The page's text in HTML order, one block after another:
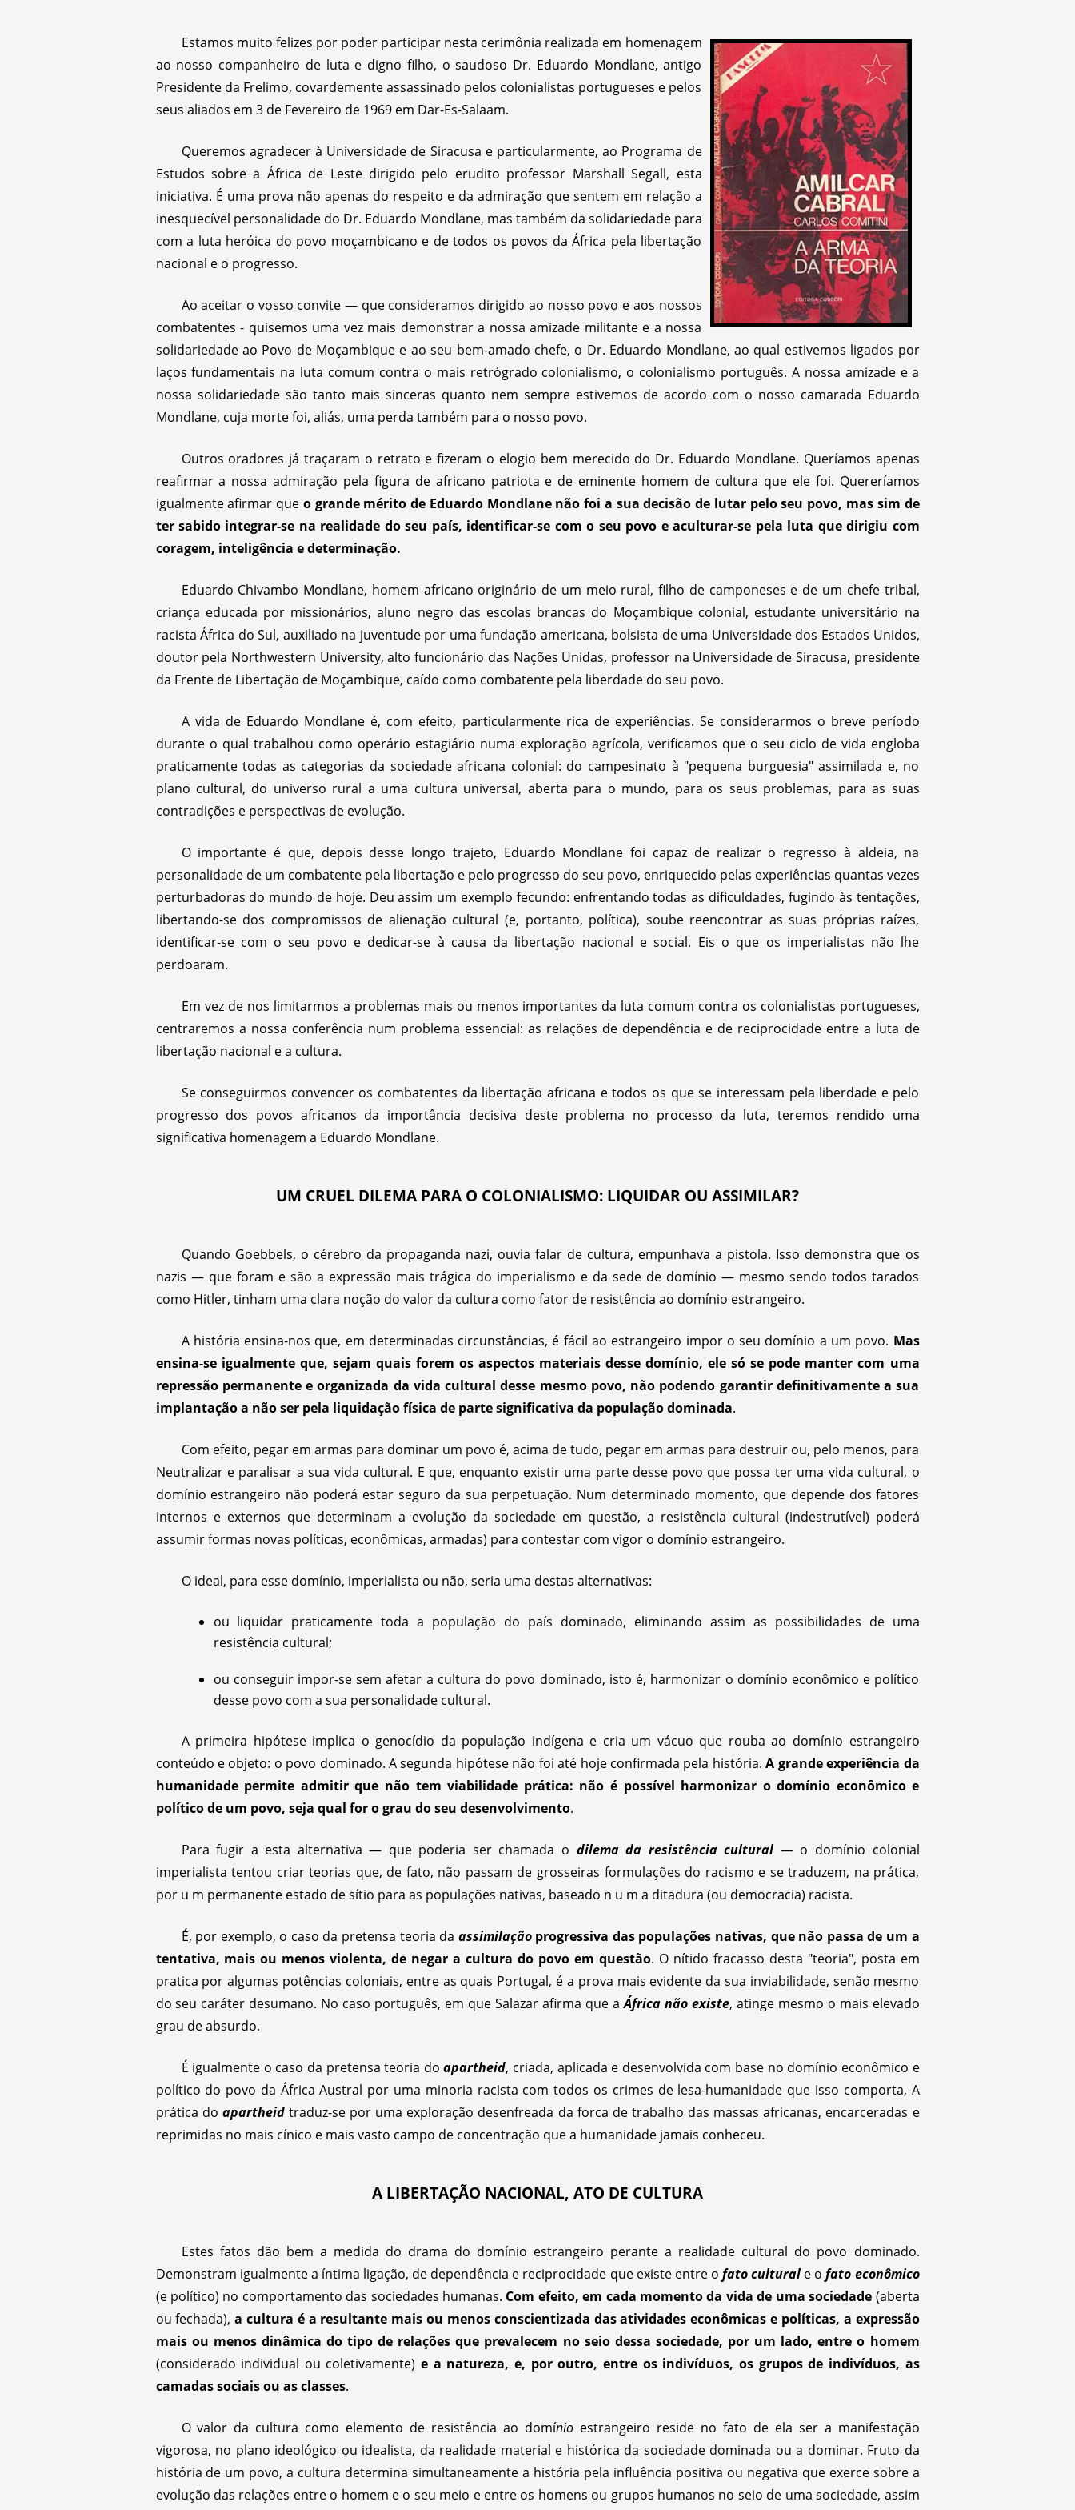
Estamos muito felizes por poder participar nesta cerimônia realizada em homenagem
ao nosso companheiro de luta e digno filho, o saudoso Dr. Eduardo Mondlane, antigo
Presidente da Frelimo, covardemente assassinado pelos colonialistas portugueses e pelos
seus aliados em 3 de Fevereiro de 1969 em Dar-Es-Salaam.
Queremos agradecer à Universidade de Siracusa e particularmente, ao Programa de
Estudos sobre a África de Leste dirigido pelo erudito professor Marshall Segall, esta
iniciativa. É uma prova não apenas do respeito e da admiração que sentem em relação a
inesquecível personalidade do Dr. Eduardo Mondlane, mas também da solidariedade para
com a luta heróica do povo moçambicano e de todos os povos da África pela libertação
nacional e o progresso.
Ao aceitar o vosso convite — que consideramos dirigido ao nosso povo e aos nossos
combatentes - quisemos uma vez mais demonstrar a nossa amizade militante e a nossa
solidariedade ao Povo de Moçambique e ao seu bem-amado chefe, o Dr. Eduardo Mondlane, ao qual estivemos ligados por
laços fundamentais na luta comum contra o mais retrógrado colonialismo, o colonialismo português. A nossa amizade e a
nossa solidariedade são tanto mais sinceras quanto nem sempre estivemos de acordo com o nosso camarada Eduardo
Mondlane, cuja morte foi, aliás, uma perda também para o nosso povo.
Outros oradores já traçaram o retrato e fizeram o elogio bem merecido do Dr. Eduardo Mondlane. Queríamos apenas
reafirmar a nossa admiração pela figura de africano patriota e de eminente homem de cultura que ele foi. Quereríamos
igualmente afirmar que o grande mérito de Eduardo Mondlane não foi a sua decisão de lutar pelo seu povo, mas sim de
ter sabido integrar-se na realidade do seu país, identificar-se com o seu povo e aculturar-se pela luta que dirigiu com
coragem, inteligência e determinação.
Eduardo Chivambo Mondlane, homem africano originário de um meio rural, filho de camponeses e de um chefe tribal,
criança educada por missionários, aluno negro das escolas brancas do Moçambique colonial, estudante universitário na
racista África do Sul, auxiliado na juventude por uma fundação americana, bolsista de uma Universidade dos Estados Unidos,
doutor pela Northwestern University, alto funcionário das Nações Unidas, professor na Universidade de Siracusa, presidente
da Frente de Libertação de Moçambique, caído como combatente pela liberdade do seu povo.
A vida de Eduardo Mondlane é, com efeito, particularmente rica de experiências. Se considerarmos o breve período
durante o qual trabalhou como operário estagiário numa exploração agrícola, verificamos que o seu ciclo de vida engloba
praticamente todas as categorias da sociedade africana colonial: do campesinato à "pequena burguesia" assimilada e, no
plano cultural, do universo rural a uma cultura universal, aberta para o mundo, para os seus problemas, para as suas
contradições e perspectivas de evolução.
O importante é que, depois desse longo trajeto, Eduardo Mondlane foi capaz de realizar o regresso à aldeia, na
personalidade de um combatente pela libertação e pelo progresso do seu povo, enriquecido pelas experiências quantas vezes
perturbadoras do mundo de hoje. Deu assim um exemplo fecundo: enfrentando todas as dificuldades, fugindo às tentações,
libertando-se dos compromissos de alienação cultural (e, portanto, política), soube reencontrar as suas próprias raízes,
identificar-se com o seu povo e dedicar-se à causa da libertação nacional e social. Eis o que os imperialistas não lhe
perdoaram.
Em vez de nos limitarmos a problemas mais ou menos importantes da luta comum contra os colonialistas portugueses,
centraremos a nossa conferência num problema essencial: as relações de dependência e de reciprocidade entre a luta de
libertação nacional e a cultura.
Se conseguirmos convencer os combatentes da libertação africana e todos os que se interessam pela liberdade e pelo
progresso dos povos africanos da importância decisiva deste problema no processo da luta, teremos rendido uma
significativa homenagem a Eduardo Mondlane.
UM CRUEL DILEMA PARA O COLONIALISMO: LIQUIDAR OU ASSIMILAR?
Quando Goebbels, o cérebro da propaganda nazi, ouvia falar de cultura, empunhava a pistola. Isso demonstra que os
nazis — que foram e são a expressão mais trágica do imperialismo e da sede de domínio — mesmo sendo todos tarados
como Hitler, tinham uma clara noção do valor da cultura como fator de resistência ao domínio estrangeiro.
A história ensina-nos que, em determinadas circunstâncias, é fácil ao estrangeiro impor o seu domínio a um povo. Mas
ensina-se igualmente que, sejam quais forem os aspectos materiais desse domínio, ele só se pode manter com uma
repressão permanente e organizada da vida cultural desse mesmo povo, não podendo garantir definitivamente a sua
implantação a não ser pela liquidação física de parte significativa da população dominada.
Com efeito, pegar em armas para dominar um povo é, acima de tudo, pegar em armas para destruir ou, pelo menos, para
Neutralizar e paralisar a sua vida cultural. E que, enquanto existir uma parte desse povo que possa ter uma vida cultural, o
domínio estrangeiro não poderá estar seguro da sua perpetuação. Num determinado momento, que depende dos fatores
internos e externos que determinam a evolução da sociedade em questão, a resistência cultural (indestrutível) poderá
assumir formas novas políticas, econômicas, armadas) para contestar com vigor o domínio estrangeiro.
O ideal, para esse domínio, imperialista ou não, seria uma destas alternativas:
ou liquidar praticamente toda a população do país dominado, eliminando assim as possibilidades de uma
resistência cultural;
ou conseguir impor-se sem afetar a cultura do povo dominado, isto é, harmonizar o domínio econômico e político
desse povo com a sua personalidade cultural.
A primeira hipótese implica o genocídio da população indígena e cria um vácuo que rouba ao domínio estrangeiro
conteúdo e objeto: o povo dominado. A segunda hipótese não foi até hoje confirmada pela história.A grande experiência da
humanidade permite admitir que não tem viabilidade prática: não é possível harmonizar o domínio econômico e
político de um povo, seja qual for o grau do seu desenvolvimento.
Para fugir a esta alternativa — que poderia ser chamada o dilema da resistência cultural— o domínio colonial
imperialista tentou criar teorias que, de fato, não passam de grosseiras formulações do racismo e se traduzem, na prática,
por u m permanente estado de sítio para as populações nativas, baseado n u m a ditadura (ou democracia) racista.
É, por exemplo, o caso da pretensa teoria da assimilação progressiva das populações nativas, que não passa de um a
tentativa, mais ou menos violenta, de negar a cultura do povo em questão. O nítido fracasso desta "teoria", posta em
pratica por algumas potências coloniais, entre as quais Portugal, é a prova mais evidente da sua inviabilidade, senão mesmo
do seu caráter desumano. No caso português, em que Salazar afirma que aÁfrica não existe, atinge mesmo o mais elevado
grau de absurdo.
É igualmente o caso da pretensa teoria doapartheid, criada, aplicada e desenvolvida com base no domínio econômico e
político do povo da África Austral por uma minoria racista com todos os crimes de lesa-humanidade que isso comporta, A
prática do apartheidtraduz-se por uma exploração desenfreada da forca de trabalho das massas africanas, encarceradas e
reprimidas no mais cínico e mais vasto campo de concentração que a humanidade jamais conheceu.
A LIBERTAÇÃO NACIONAL, ATO DE CULTURA
Estes fatos dão bem a medida do drama do domínio estrangeiro perante a realidade cultural do povo dominado.
Demonstram igualmente a íntima ligação, de dependência e reciprocidade que existe entre o fato culturale ofato econômico
(e político) no comportamento das sociedades humanas. Com efeito, em cada momento da vida de uma sociedade (aberta
ou fechada),a cultura é a resultante mais ou menos conscientizada das atividades econômicas e políticas, a expressão
mais ou menos dinâmica do tipo de relações que prevalecem no seio dessa sociedade, por um lado, entre o homem
(considerado individual ou coletivamente)e a natureza, e, por outro, entre os indivíduos, os grupos de indivíduos, as
camadas sociais ou as classes.
O valor da cultura como elemento de resistência ao domínio estrangeiro reside no fato de ela ser a manifestação
vigorosa, no plano ideológico ou idealista, da realidade material e histórica da sociedade dominada ou a dominar. Fruto da
história de um povo, a cultura determina simultaneamente a história pela influência positiva ou negativa que exerce sobre a
evolução das relações entre o homem e o seu meio e entre os homens ou grupos humanos no seio de uma sociedade, assim